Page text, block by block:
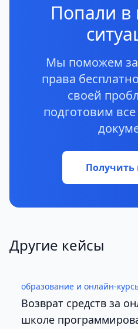
Попали
Мы поможем
права
своей
подготовим
Другие кейсы
образование и онлайн-
Возврат средств за
школе